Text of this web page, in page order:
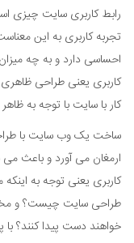
رابط کاربری سایت چیزی
تجربه کاربری به این
احساسی دارد و به چه
کاربری یعنی طراحی
کار با سایت با توجه به
ساخت یک وب سایت با
ارمغان می آورد و باعث
کاربری یعنی توجه به
طراحی سایت چیست؟ و
خواهند دست پیدا کنند؟